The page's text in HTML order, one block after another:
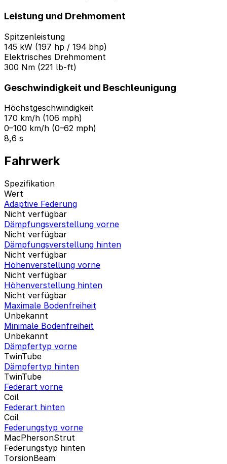
Leistung und Drehmoment
Spitzenleistung
145 kW (197 hp / 194 bhp)
Elektrisches Drehmoment
300 Nm (221 lb-ft)
Geschwindigkeit und Beschleunigung
Höchstgeschwindigkeit
170 km/h (106 mph)
0–100 km/h (0–62 mph)
8,6 s
Fahrwerk
Spezifikation
Wert
Adaptive Federung
Nicht verfügbar
Dämpfungsverstellung vorne
Nicht verfügbar
Dämpfungsverstellung hinten
Nicht verfügbar
Höhenverstellung vorne
Nicht verfügbar
Höhenverstellung hinten
Nicht verfügbar
Maximale Bodenfreiheit
Unbekannt
Minimale Bodenfreiheit
Unbekannt
Dämpfertyp vorne
TwinTube
Dämpfertyp hinten
TwinTube
Federart vorne
Coil
Federart hinten
Coil
Federungstyp vorne
MacPhersonStrut
Federungstyp hinten
TorsionBeam